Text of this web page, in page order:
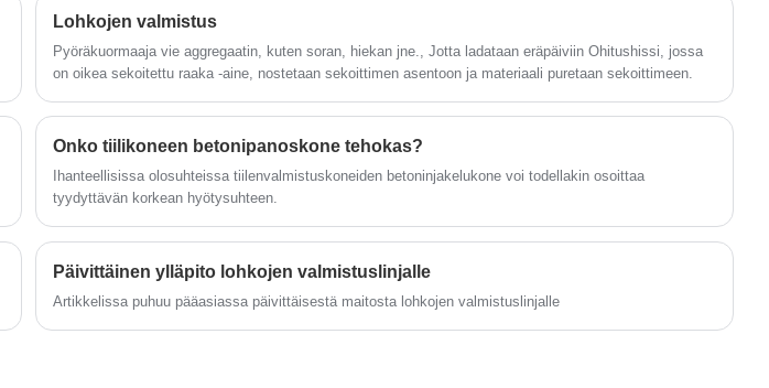
Lohkojen valmistus
Pyöräkuormaaja vie aggregaatin, kuten soran, hiekan jne., Jotta ladataan eräpäiviin Ohitushissi, jossa
on oikea sekoitettu raaka -aine, nostetaan sekoittimen asentoon ja materiaali puretaan sekoittimeen.
Onko tiilikoneen betonipanoskone tehokas?
Ihanteellisissa olosuhteissa tiilenvalmistuskoneiden betoninjakelukone voi todellakin osoittaa
tyydyttävän korkean hyötysuhteen.
Päivittäinen ylläpito lohkojen valmistuslinjalle
Artikkelissa puhuu pääasiassa päivittäisestä maitosta lohkojen valmistuslinjalle